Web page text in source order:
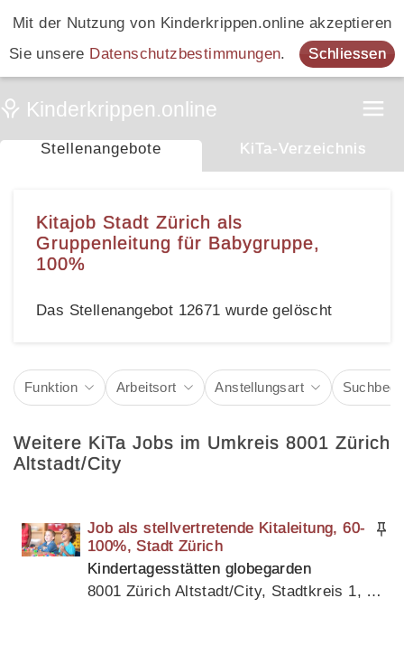
Mit der Nutzung von Kinderkrippen.online akzeptieren
Sie unsere Datenschutzbestimmungen. Schliessen
Stellenangebote KiTa-Verzeichnis
Kitajob Stadt Zürich als
Gruppenleitung für Babygruppe,
100%
Das Stellenangebot 12671 wurde gelöscht
Funktion Arbeitsort Anstellungsart
Weitere KiTa Jobs im Umkreis 8001 Zürich
Altstadt/City
Job als stellvertretende Kitaleitung, 60-
100%, Stadt Zürich
Kindertagesstätten globegarden
8001 Zürich Altstadt/City, Stadtkreis 1, Kanton Zürich